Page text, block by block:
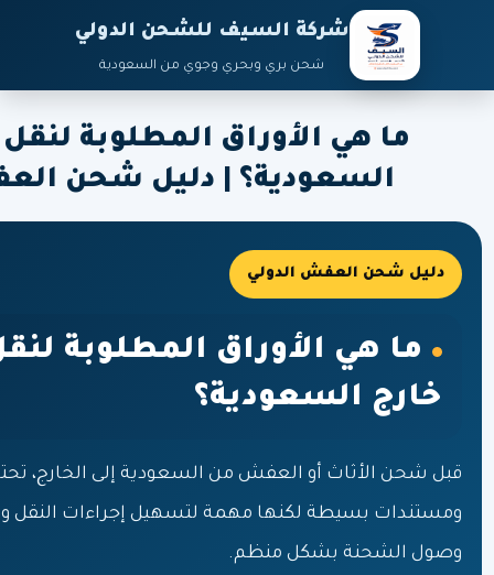
شركة السيف للشحن الدولي
شحن بري وبحري وجوي من السعودية
ما هي الأوراق المطلوبة لنقل
السعودية؟ | دليل شحن
دليل شحن العفش الدولي
ما هي الأوراق المطلوبة
خارج السعودية؟
قبل شحن الأثاث أو العفش من السعودية إلى الخارج،
ومستندات بسيطة لكنها مهمة لتسهيل إجراءات النقل
وصول الشحنة بشكل منظم.